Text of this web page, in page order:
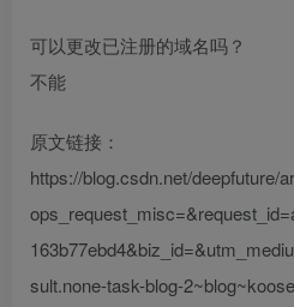
可以更改已注册的域名吗？
不能
原文链接：
https://blog.csdn.net/deepfuture/
sult.none-task-blog-